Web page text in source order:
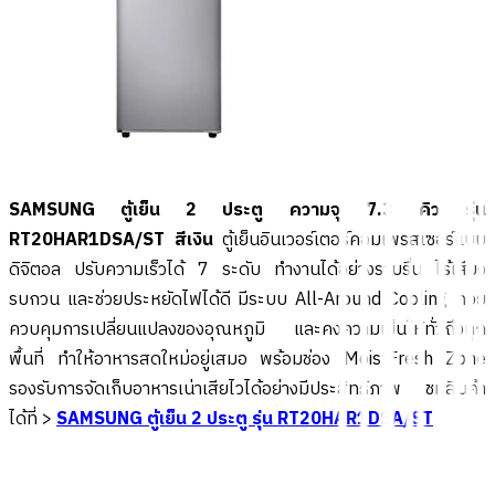
SAMSUNG ตู้เย็น 2 ประตู ความจุ 7.3 คิว รุ่น
RT20HAR1DSA/ST สีเงินตู้เย็นอินเวอร์เตอร์คอมเพรสเซอร์แบบ
ดิจิตอล ปรับความเร็วได้ 7 ระดับ ทำงานได้อย่างราบรื่น ไร้เสียง
รบกวน และช่วยประหยัดไฟได้ดี มีระบบ All-Around Cooling คอย
ควบคุมการเปลี่ยนแปลงของอุณหภูมิ และคงความเย็นให้ทั่วถึงทุก
พื้นที่ ทำให้อาหารสดใหม่อยู่เสมอ พร้อมช่อง MoistFresh Zone
รองรับการจัดเก็บอาหารเน่าเสียไวได้อย่างมีประสิทธิภาพ ชมสินค้า
ได้ที่ >SAMSUNG ตู้เย็น 2 ประตู รุ่น RT20HAR1DSA/ST